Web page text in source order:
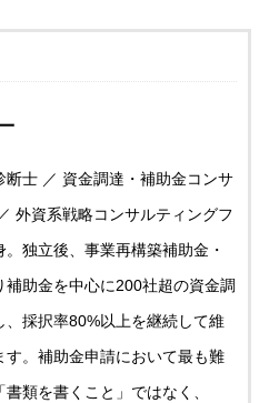
断士 ／ 資金調達・補助金コンサ
外資系戦略コンサルティングフ
。独立後、事業再構築補助金・
補助金を中心に200社超の資金調
、採択率80%以上を継続して維
す。補助金申請において最も難
書類を書くこと」ではなく、